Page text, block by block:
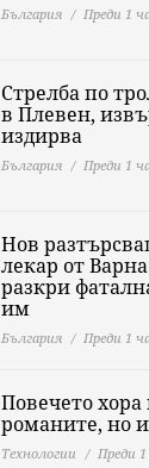
България Преди 1
Стрелба по
в Плевен,
издирва
България Преди 1
Нов
лекар от
разкри
им
България Преди 1
Повечето хора
романите, но
Технологии Преди 1